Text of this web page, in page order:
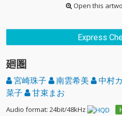
Open this
Express
廻圏
宮崎珠子 南雲希美 中村
菜子
甘束まお
Audio format: 24bit/48kHz